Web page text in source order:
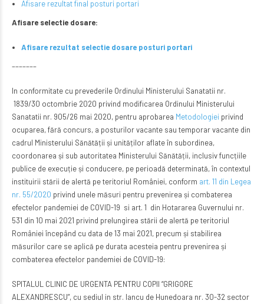
Afisare rezultat final posturi portari
Afisare selectie dosare:
Afisare rezultat selectie dosare posturi portari
–––––––
In conformitate cu prevederile Ordinului Ministerului Sanatatii nr.
1839/30 octombrie 2020 privind modificarea Ordinului Ministerului
Sanatatii nr. 905/26 mai 2020, pentru aprobarea Metodologiei privind
ocuparea, fără concurs, a posturilor vacante sau temporar vacante din
cadrul Ministerului Sănătății și unităților aflate în subordinea,
coordonarea și sub autoritatea Ministerului Sănătății, inclusiv funcțiile
publice de execuție și conducere, pe perioadă determinată, în contextul
instituirii stării de alertă pe teritoriul României, conform art. 11 din Legea
nr. 55/2020 privind unele măsuri pentru prevenirea și combaterea
efectelor pandemiei de COVID-19 si art. 1 din Hotararea Guvernului nr.
531 din 10 mai 2021 privind prelungirea stării de alertă pe teritoriul
României începând cu data de 13 mai 2021, precum și stabilirea
măsurilor care se aplică pe durata acesteia pentru prevenirea și
combaterea efectelor pandemiei de COVID-19:
SPITALUL CLINIC DE URGENTA PENTRU COPII “GRIGORE
ALEXANDRESCU”, cu sediul in str. Iancu de Hunedoara nr. 30-32 sector